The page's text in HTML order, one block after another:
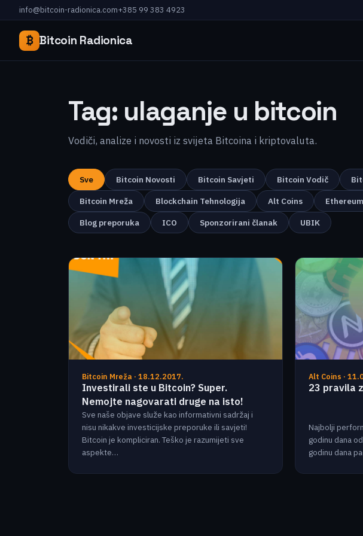
info@bitcoin-radionica.com+385 99 383 4923
₿ Bitcoin Radionica
Tag: ulaganje u bitcoin
Vodiči, analize i novosti iz svijeta Bitcoina i kriptovaluta.
Sve Bitcoin Novosti Bitcoin Savjeti Bitcoin Vodič
Bitcoin Mreža
Blockchain Tehnologija Alt Coins Ethereum
Blog preporuka
ICO Sponzorirani članak UBIK
Bitcoin Mreža · 18.12.2017.
Investirali ste u Bitcoin? Super.
Nemojte nagovarati druge na isto!
Sve naše objave služe kao informativni sadržaj i
nisu nikakve investicijske preporuke ili savjeti!
Bitcoin je kompliciran. Teško je razumijeti sve
aspekte…
Alt Coins ·
23 pravila
Najbolji
godinu dana
godinu dana